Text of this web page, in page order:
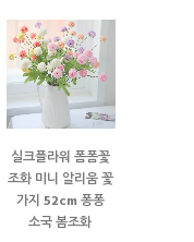
실크플라워 폼폼꽃
조화 미니 알리움 꽃
가지 52cm 퐁퐁
소국 봄조화